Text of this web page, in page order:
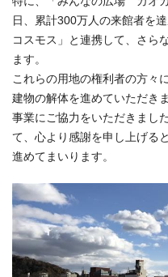
日、累計300万人の来館者を
コスモス」と連携して、さら
ます。
これらの用地の権利者の方々
建物の解体を進めていただきま
事業にご協力をいただきまし
て、心より感謝を申し上げる
進めてまいります。